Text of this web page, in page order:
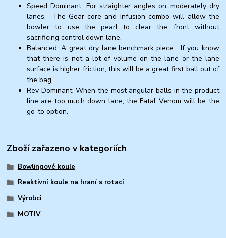
Speed Dominant: For straighter angles on moderately dry
lanes. The Gear core and Infusion combo will allow the
bowler to use the pearl to clear the front without
sacrificing control down lane.
Balanced: A great dry lane benchmark piece. If you know
that there is not a lot of volume on the lane or the lane
surface is higher friction, this will be a great first ball out of
the bag.
Rev Dominant: When the most angular balls in the product
line are too much down lane, the Fatal Venom will be the
go-to option.
Zboží zařazeno v kategoriích
Bowlingové koule
Reaktivní koule na hraní s rotací
Výrobci
MOTIV